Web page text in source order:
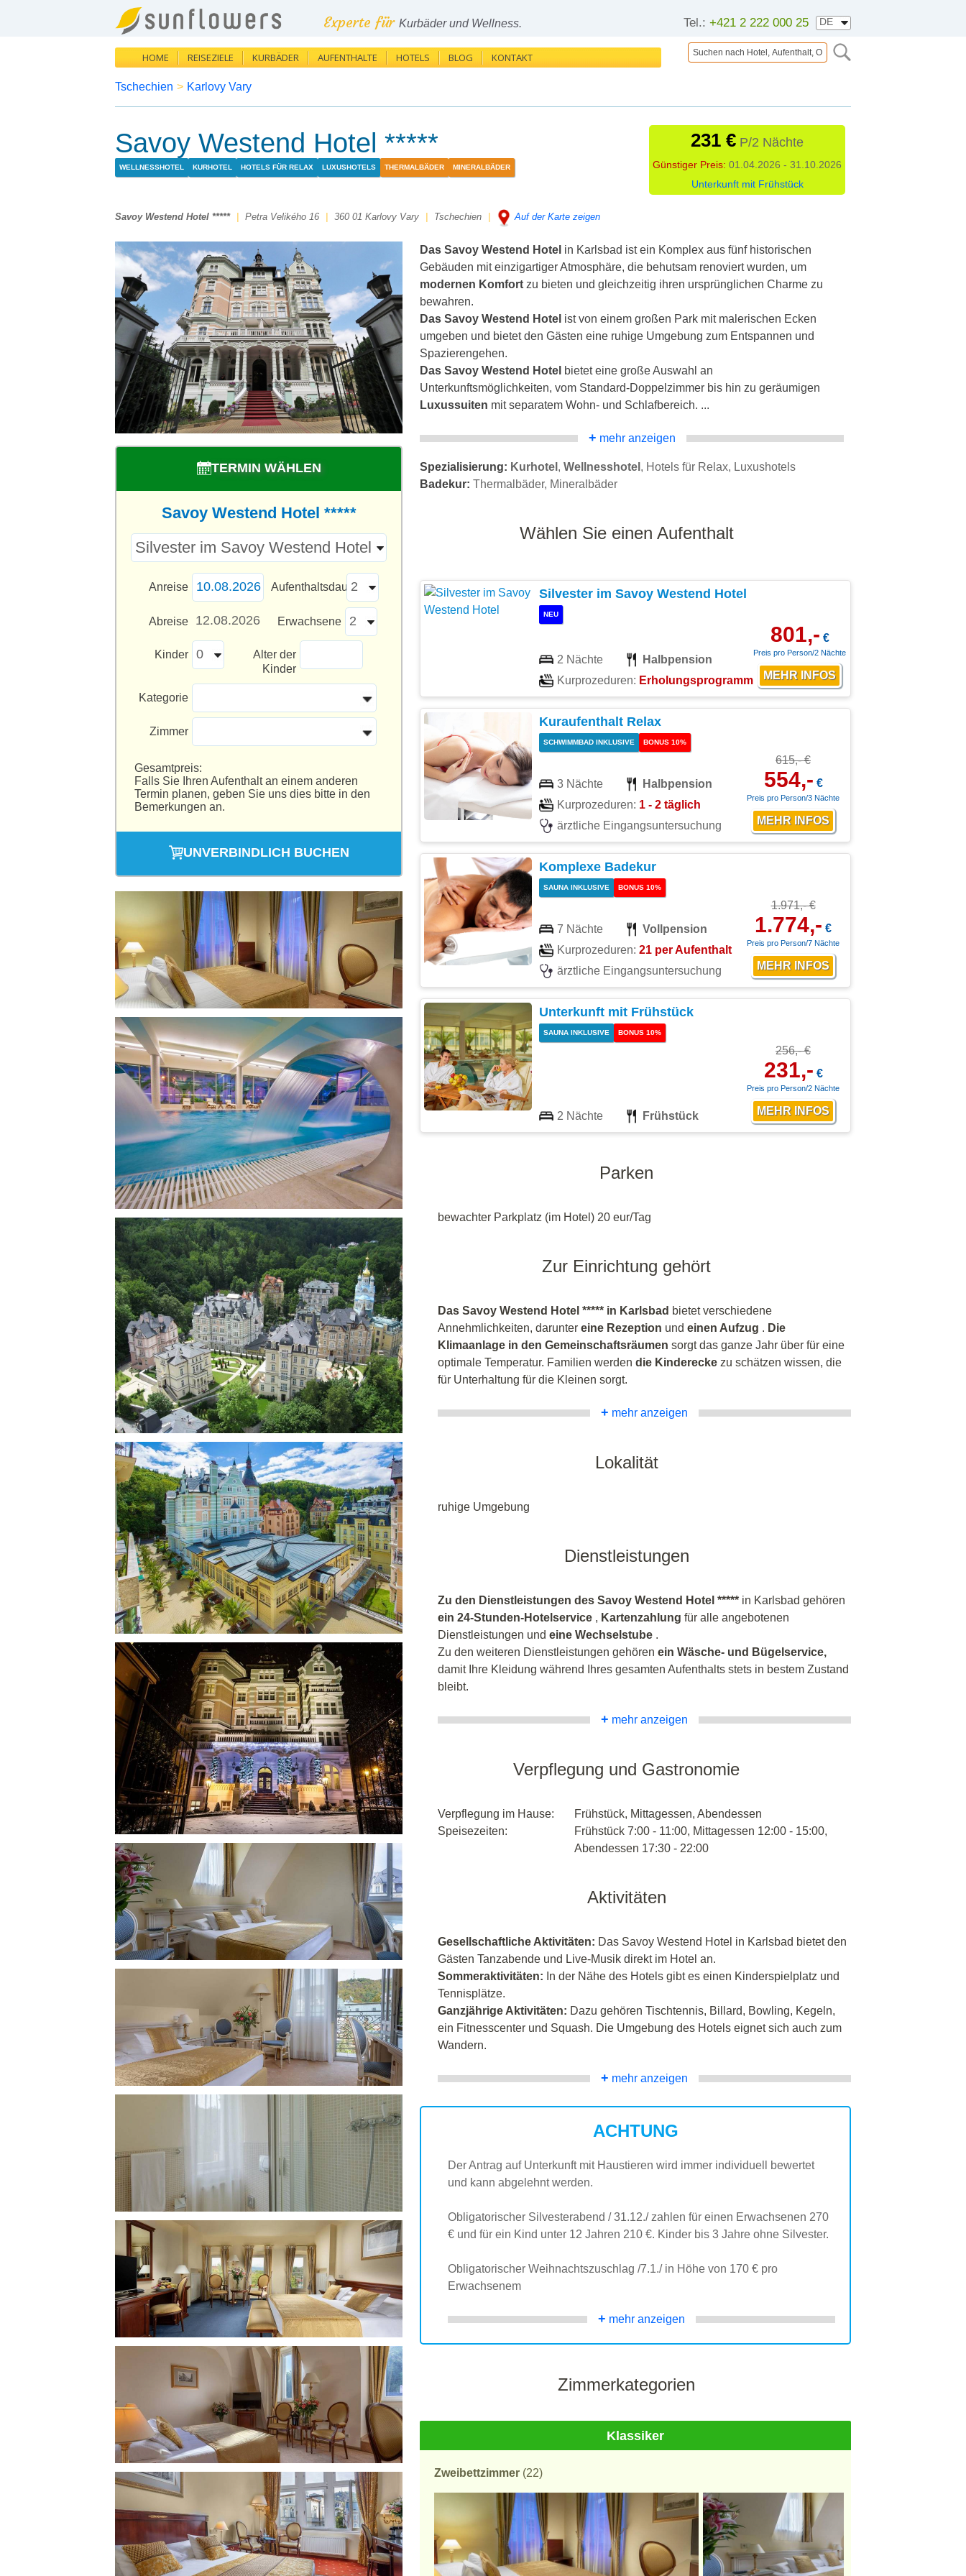
Tel.: +421 2 222 000 25
Experte für Kurbäder und Wellness.
HOME REISEZIELE KURBÄDER AUFENTHALTE HOTELS BLOG KONTAKT
Tschechien > Karlovy Vary
Savoy Westend Hotel *****
WELLNESSHOTEL KURHOTEL HOTELS FÜR RELAX LUXUSHOTELS THERMALBÄDER MINERALBÄDER
231 € P/2 Nächte
Günstiger Preis: 01.04.2026 - 31.10.2026
Unterkunft mit Frühstück
Savoy Westend Hotel ***** Petra Velikého 16 360 01 Karlovy Vary Tschechien Auf der Karte zeigen
TERMIN WÄHLEN
Savoy Westend Hotel *****
Anreise Aufenthaltsdauer
Abreise Erwachsene
Kinder
Alter der
Kinder
Kategorie
Zimmer
Gesamtpreis:
Falls Sie Ihren Aufenthalt an einem anderen
Termin planen, geben Sie uns dies bitte in den
Bemerkungen an.
UNVERBINDLICH BUCHEN
Das Savoy Westend Hotel in Karlsbad ist ein Komplex aus fünf historischen
Gebäuden mit einzigartiger Atmosphäre, die behutsam renoviert wurden, um
modernen Komfort zu bieten und gleichzeitig ihren ursprünglichen Charme zu
bewahren.
Das Savoy Westend Hotel ist von einem großen Park mit malerischen Ecken
umgeben und bietet den Gästen eine ruhige Umgebung zum Entspannen und
Spazierengehen.
Das Savoy Westend Hotel bietet eine große Auswahl an
Unterkunftsmöglichkeiten, vom Standard-Doppelzimmer bis hin zu geräumigen
Luxussuiten mit separatem Wohn- und Schlafbereich. ...
+ mehr anzeigen
Spezialisierung: Kurhotel , Wellnesshotel , Hotels für Relax, Luxushotels
Badekur: Thermalbäder, Mineralbäder
Wählen Sie einen Aufenthalt
Silvester im Savoy Westend Hotel
NEU
2 Nächte
Halbpension
Kurprozeduren: Erholungsprogramm
801,- €
Preis pro Person/2 Nächte
Kuraufenthalt Relax
SCHWIMMBAD INKLUSIVE BONUS 10%
3 Nächte
Halbpension
Kurprozeduren: 1 - 2 täglich
ärztliche Eingangsuntersuchung
615,- €
554,- €
Preis pro Person/3 Nächte
Komplexe Badekur
SAUNA INKLUSIVE BONUS 10%
7 Nächte
Vollpension
Kurprozeduren: 21 per Aufenthalt
ärztliche Eingangsuntersuchung
1.971,- €
1.774,- €
Preis pro Person/7 Nächte
Unterkunft mit Frühstück
SAUNA INKLUSIVE BONUS 10%
2 Nächte Frühstück
256,- €
231,- €
Preis pro Person/2 Nächte
Parken
bewachter Parkplatz (im Hotel) 20 eur/Tag
Zur Einrichtung gehört
Das Savoy Westend Hotel ***** in Karlsbad bietet verschiedene
Annehmlichkeiten, darunter eine Rezeption und einen Aufzug . Die
Klimaanlage in den Gemeinschaftsräumen sorgt das ganze Jahr über für eine
optimale Temperatur. Familien werden die Kinderecke zu schätzen wissen, die
für Unterhaltung für die Kleinen sorgt.
+ mehr anzeigen
Lokalität
ruhige Umgebung
Dienstleistungen
Zu den Dienstleistungen des Savoy Westend Hotel ***** in Karlsbad gehören
ein 24-Stunden-Hotelservice , Kartenzahlung für alle angebotenen
Dienstleistungen und eine Wechselstube .
Zu den weiteren Dienstleistungen gehören ein Wäsche- und Bügelservice,
damit Ihre Kleidung während Ihres gesamten Aufenthalts stets in bestem Zustand
bleibt.
+ mehr anzeigen
Verpflegung und Gastronomie
Verpflegung im Hause:
Frühstück, Mittagessen, Abendessen
Speisezeiten:
Frühstück 7:00 - 11:00, Mittagessen 12:00 - 15:00,
Abendessen 17:30 - 22:00
Aktivitäten
Gesellschaftliche Aktivitäten: Das Savoy Westend Hotel in Karlsbad bietet den
Gästen Tanzabende und Live-Musik direkt im Hotel an.
Sommeraktivitäten: In der Nähe des Hotels gibt es einen Kinderspielplatz und
Tennisplätze.
Ganzjährige Aktivitäten: Dazu gehören Tischtennis, Billard, Bowling, Kegeln,
ein Fitnesscenter und Squash. Die Umgebung des Hotels eignet sich auch zum
Wandern.
+ mehr anzeigen
ACHTUNG
Der Antrag auf Unterkunft mit Haustieren wird immer individuell bewertet
und kann abgelehnt werden.
Obligatorischer Silvesterabend / 31.12./ zahlen für einen Erwachsenen 270
€ und für ein Kind unter 12 Jahren 210 €. Kinder bis 3 Jahre ohne Silvester.
Obligatorischer Weihnachtszuschlag /7.1./ in Höhe von 170 € pro
Erwachsenem
+ mehr anzeigen
Zimmerkategorien
Klassiker
Zweibettzimmer (22)